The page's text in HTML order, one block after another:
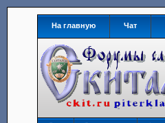
На главную Чат